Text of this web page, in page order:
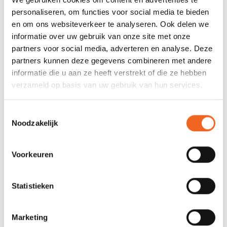
personaliseren, om functies voor social media te bieden
en om ons websiteverkeer te analyseren. Ook delen we
informatie over uw gebruik van onze site met onze
partners voor social media, adverteren en analyse. Deze
partners kunnen deze gegevens combineren met andere
informatie die u aan ze heeft verstrekt of die ze hebben
verzameld op basis van uw gebruik van hun services.
Noodzakelijk
Voorkeuren
Statistieken
Marketing
Max.Luchtdruk:
bodem
Vinnen:
2 afneembaar (universeel +
rivier)
REVIEWS